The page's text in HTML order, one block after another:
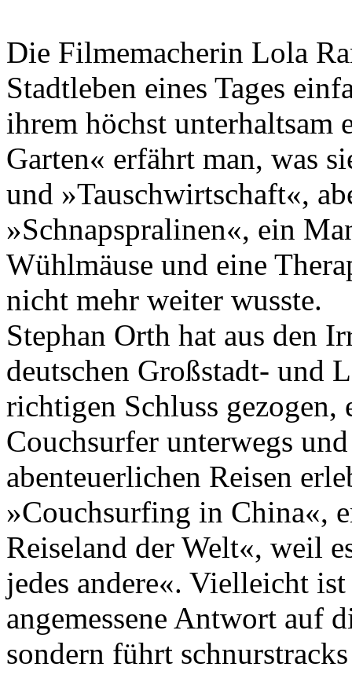
Die Filmemacherin Lola
Stadtleben eines Tages
ihrem höchst unterhaltsam
Garten« erfährt man, was
und »Tauschwirtschaft«,
»Schnapspralinen«, ein
Wühlmäuse und eine
nicht mehr weiter wusste.
Stephan Orth hat aus den
deutschen Großstadt- und
richtigen Schluss gezogen,
Couchsurfer unterwegs
abenteuerlichen Reisen
»Couchsurfing in China«,
Reiseland der Welt«, weil
jedes andere«. Vielleicht
angemessene Antwort auf
sondern führt